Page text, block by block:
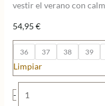
vestir el verano con
54,95€
36 37 38 39
Limpiar
-
beige